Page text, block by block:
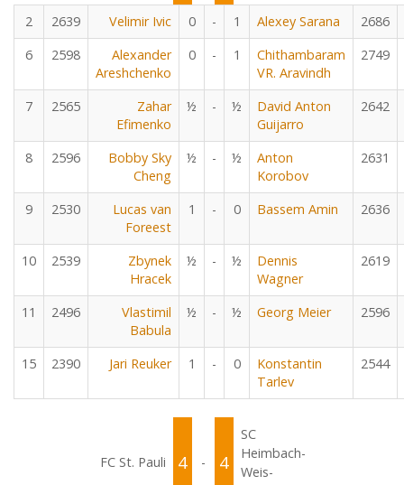
2 2639 Velimir Ivic 0 - 1 Alexey Sarana
2686
6
2598
Alexander
Areshchenko
0 - 1
Chithambaram
VR. Aravindh
2749
7 2565
Zahar
Efimenko
½ - ½
David Anton
Guijarro
2642
8 2596
Bobby Sky
Cheng
½ - ½
Anton
Korobov
2631
9 2530
Lucas van
Foreest
1 - 0 Bassem Amin 2636
10 2539
Zbynek
Hracek
½ - ½
Dennis
Wagner
2619
11 2496
Vlastimil
Babula
½ - ½ Georg Meier 2596
15 2390 Jari Reuker 1 - 0
Konstantin
Tarlev
2544
FC St. Pauli 4 - 4
SC
Heimbach-
Weis-